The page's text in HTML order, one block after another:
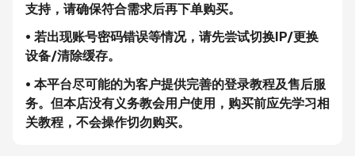
支持，请确保符合需求后再下单购买。
• 若出现账号密码错误等情况，请先尝试切换IP/更换
设备/清除缓存。
• 本平台尽可能的为客户提供完善的登录教程及售后服
务。但本店没有义务教会用户使用，购买前应先学习相
关教程，不会操作切勿购买。